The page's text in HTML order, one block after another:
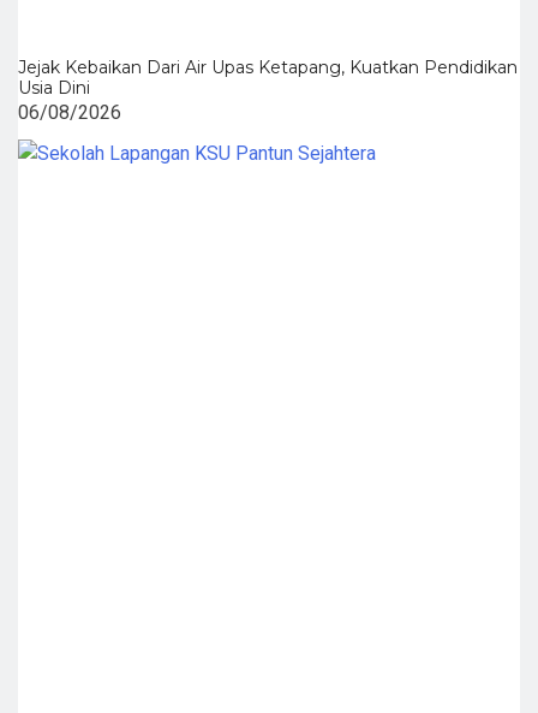
Jejak Kebaikan Dari Air Upas Ketapang, Kuatkan Pendidikan
Usia Dini
06/08/2026